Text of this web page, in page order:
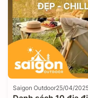
Saigon Outdoor25/04/